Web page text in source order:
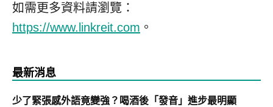
如需更多資料請瀏覽：
https://www.linkreit.com 。
最新消息
少了緊張感外語竟變強？喝酒後「發音」進步最明顯